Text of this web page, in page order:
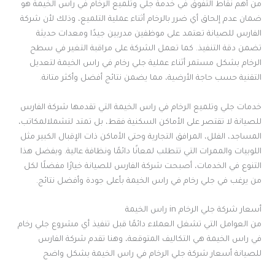
من أهم نقاط التفوق في خدمة جلي وتلميع الرخام في راس الخيمة هو
ضمان عدم إلحاق أي ضرر بالرخام أثناء عملية التلميع، وذلك لأن شركة
الفارس للصيانة تعتمد على موظفين مدربين جيدًا ومعدات حديثة
تضمن دقة التنفيذ. كما تعمل الشركة على مراقبة التغير في سطح
الرخام بشكل مستمر أثناء عملية جلي رخام في راس الخيمة لتعديل
التقنية حسب حاجة الأرضية، مما يضمن نتائج أفضل وأكثر متانة.
خدمات جلي وتلميع الرخام في راس الخيمة التي تقدمها شركة الفارس
للصيانة لا تقتصر على الأماكن السكنية فقط، بل تمتد لتشملالمكاتب،
المساجد، الفلل، المرافق التجارية وحتى الأماكن ذات الإقبال الكبير مثل
اللوبيات والممرات التي تتطلب لمعانًا دائمًا ونظافة عالية. وبفضل هذا
التنوع في الخدمات، أصبحت شركة الفارس للصيانة خيارًا مفضلًا لكل
من يرغب في جلي رخام في راس الخيمة بأعلى جودة وأفضل نتائج.
أسعار شركة جلي الرخام in راس الخيمة
من العوامل التي تشغل العملاء دائمًا قبل تنفيذ أي مشروع جلي رخام
في راس الخيمة هي التكاليف المتوقعة، وهنا تقدم شركة الفارس
للصيانة أسعار شركة جلي الرخام في راس الخيمة بشكل واضح